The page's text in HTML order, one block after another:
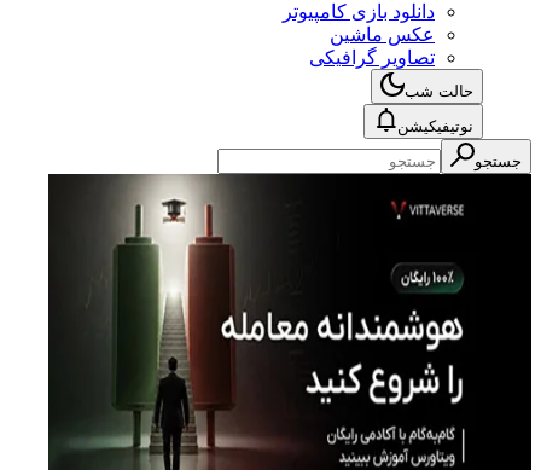
دانلود بازی کامپیوتر
عکس ماشین
تصاویر گرافیکی
حالت شب
نوتیفیکیشن
جستجو